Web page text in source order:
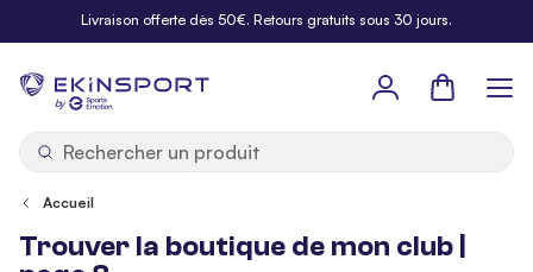
Allez au contenuLivraison offerte dès 50€. Retours gratuits sous 30 jours.
by
Panier
Accueil
Trouver la boutique de mon club |